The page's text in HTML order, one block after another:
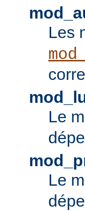
Les
Le
Le